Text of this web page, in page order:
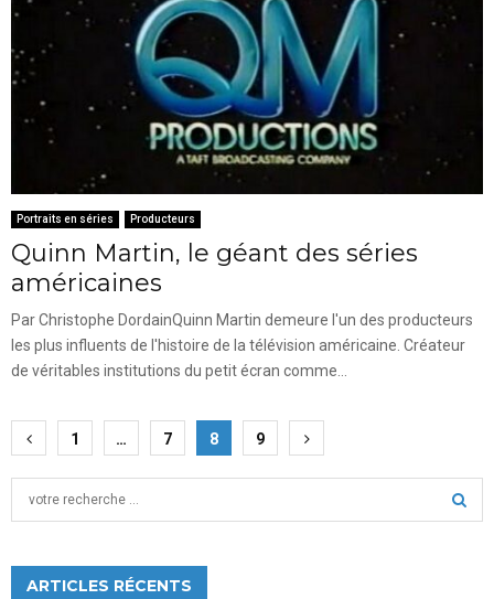
Portraits en séries Producteurs
Quinn Martin, le géant des séries
américaines
Par Christophe DordainQuinn Martin demeure l'un des producteurs
les plus influents de l'histoire de la télévision américaine. Créateur
de véritables institutions du petit écran comme...
Pagination
des
publications
1 … 7 8 9
ARTICLES RÉCENTS